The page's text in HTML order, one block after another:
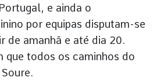
e ainda o
por equipas disputam-se
de amanhã e até dia 20.
que todos os caminhos do